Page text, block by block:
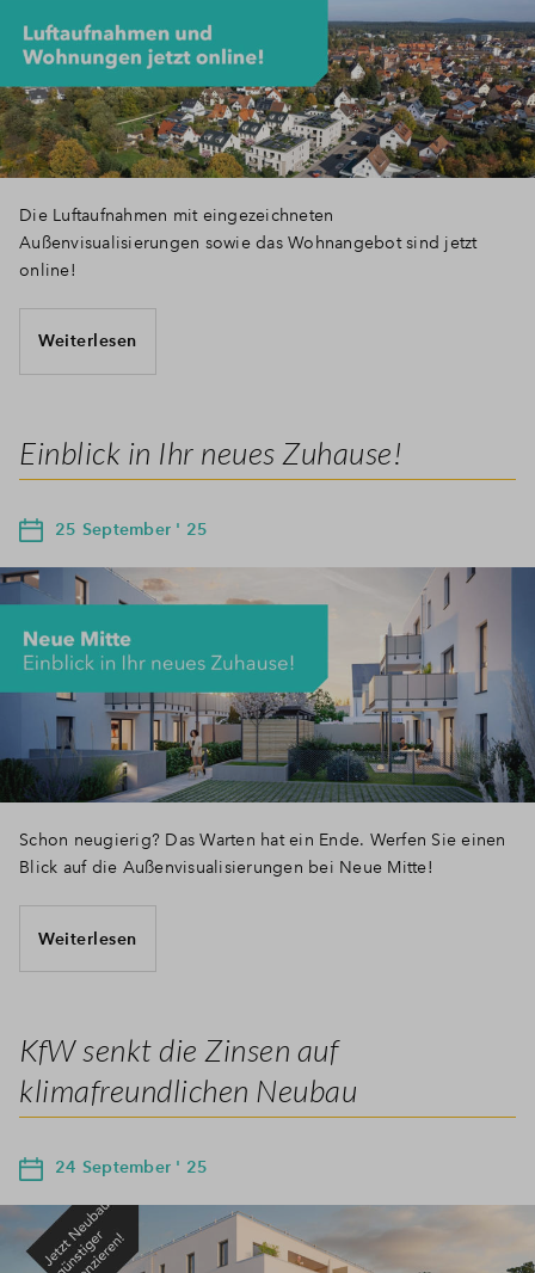
Die Luftaufnahmen mit eingezeichneten
Außenvisualisierungen sowie das Wohnangebot sind jetzt
online!
Weiterlesen
Einblick in Ihr neues Zuhause!
25 September ' 25
Schon neugierig? Das Warten hat ein Ende. Werfen Sie einen
Blick auf die Außenvisualisierungen bei Neue Mitte!
Weiterlesen
KfW senkt die Zinsen auf
klimafreundlichen Neubau
24 September ' 25